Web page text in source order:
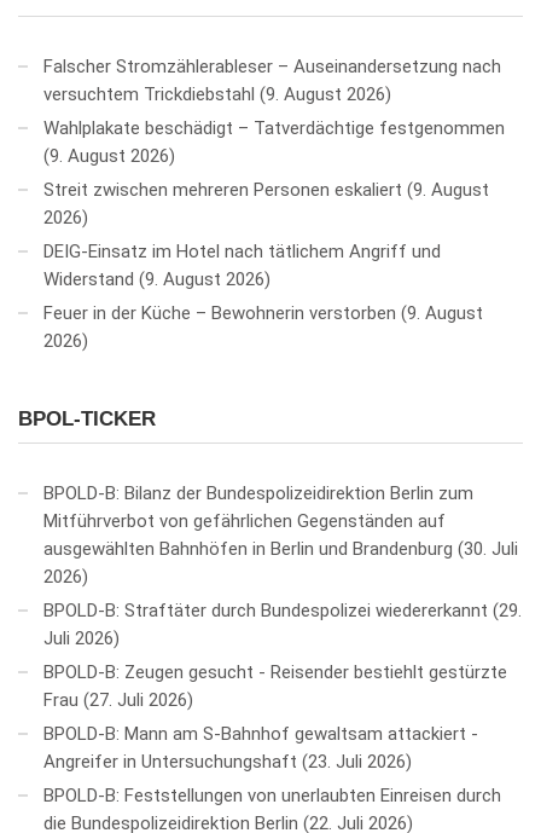
Falscher Stromzählerableser – Auseinandersetzung nach
versuchtem Trickdiebstahl 9. August 2026
Wahlplakate beschädigt – Tatverdächtige festgenommen
9. August 2026
Streit zwischen mehreren Personen eskaliert 9. August
2026
DEIG-Einsatz im Hotel nach tätlichem Angriff und
Widerstand 9. August 2026
Feuer in der Küche – Bewohnerin verstorben 9. August
2026
BPOL-TICKER
BPOLD-B: Bilanz der Bundespolizeidirektion Berlin zum
Mitführverbot von gefährlichen Gegenständen auf
ausgewählten Bahnhöfen in Berlin und Brandenburg 30. Juli
2026
BPOLD-B: Straftäter durch Bundespolizei wiedererkannt 29.
Juli 2026
BPOLD-B: Zeugen gesucht - Reisender bestiehlt gestürzte
Frau 27. Juli 2026
BPOLD-B: Mann am S-Bahnhof gewaltsam attackiert -
Angreifer in Untersuchungshaft 23. Juli 2026
BPOLD-B: Feststellungen von unerlaubten Einreisen durch
die Bundespolizeidirektion Berlin 22. Juli 2026